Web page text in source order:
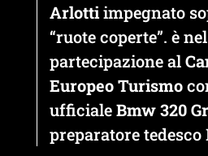
Arlottiimpegnato
“ruote coperte”. è nel
partecipazione al
Europeo Turismo
ufficialeBmw 320
preparatore tedesco